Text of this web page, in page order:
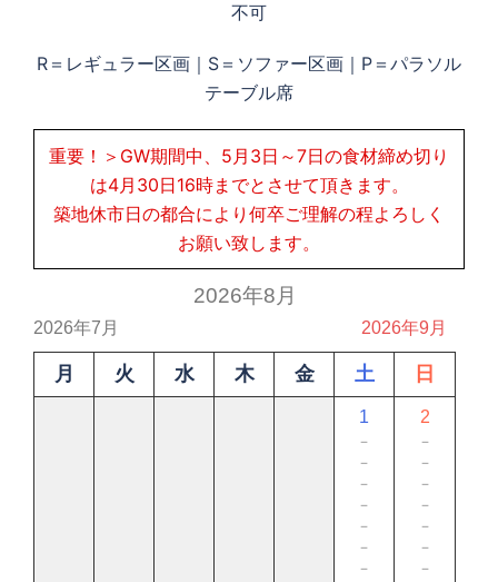
不可
R＝レギュラー区画｜S＝ソファー区画｜P＝パラソル
テーブル席
重要！＞GW期間中、5月3日～7日の食材締め切り
は4月30日16時までとさせて頂きます。
築地休市日の都合により何卒ご理解の程よろしく
お願い致します。
2026年8月
2026年7月 2026年9月
月 火 水 木 金 土 日
1
－
－
－
－
－
－
－
2
－
－
－
－
－
－
－